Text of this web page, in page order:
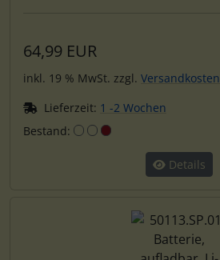
64,99 EUR
inkl. 19 % MwSt. zzgl. Versandkosten
Lieferzeit: 1 -2 Wochen
Bestand:
Details